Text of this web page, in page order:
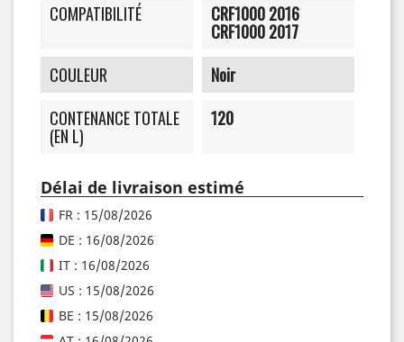
COMPATIBILITÉ
CRF1000 2016
CRF1000 2017
COULEUR
Noir
CONTENANCE TOTALE
(EN L)
120
Délai de livraison estimé
FR : 15/08/2026
DE : 16/08/2026
IT : 16/08/2026
US : 15/08/2026
BE : 15/08/2026